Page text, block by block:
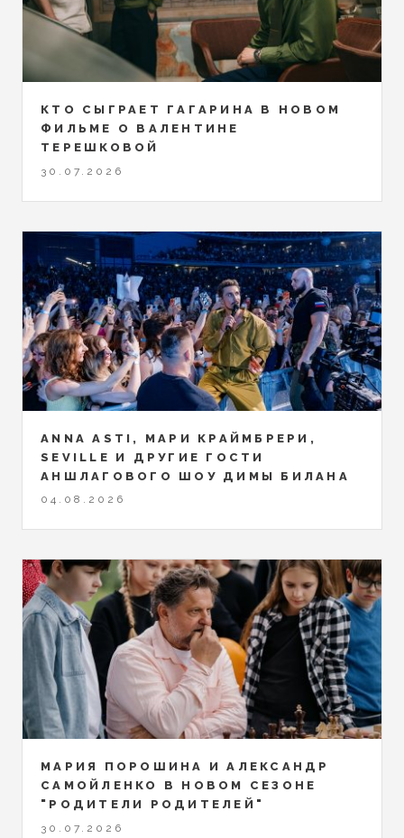
КТО СЫГРАЕТ ГАГАРИНА В НОВОМ
ФИЛЬМЕ О ВАЛЕНТИНЕ
ТЕРЕШКОВОЙ
30.07.2026
ANNA ASTI, МАРИ КРАЙМБРЕРИ,
SEVILLE И ДРУГИЕ ГОСТИ
АНШЛАГОВОГО ШОУ ДИМЫ БИЛАНА
04.08.2026
МАРИЯ ПОРОШИНА И АЛЕКСАНДР
САМОЙЛЕНКО В НОВОМ СЕЗОНЕ
"РОДИТЕЛИ РОДИТЕЛЕЙ"
30.07.2026